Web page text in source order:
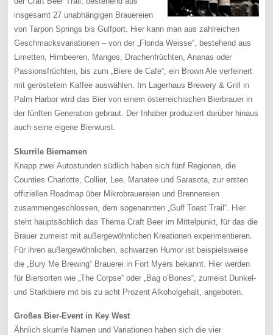
insgesamt 27 unabhängigen Brauereien
von Tarpon Springs bis Gulfport. Hier kann man aus zahlreichen
Geschmacksvariationen – von der „Florida Weisse“, bestehend aus
Limetten, Himbeeren, Mangos, Drachenfrüchten, Ananas oder
Passionsfrüchten, bis zum „Biere de Cafe“, ein Brown Ale verfeinert
mit geröstetem Kaffee auswählen. Im Lagerhaus Brewery & Grill in
Palm Harbor wird das Bier von einem österreichischen Bierbrauer in
der fünften Generation gebraut. Der Inhaber produziert darüber hinaus
auch seine eigene Bierwurst.
Skurrile Biernamen
Knapp zwei Autostunden südlich haben sich fünf Regionen, die
Counties Charlotte, Collier, Lee, Manatee und Sarasota, zur ersten
offiziellen Roadmap über Mikrobrauereien und Brennereien
zusammengeschlossen, dem sogenannten „Gulf Toast Trail“. Hier
steht hauptsächlich das Thema Craft Beer im Mittelpunkt, für das die
Brauer zumeist mit außergewöhnlichen Kreationen experimentieren.
Für ihren außergewöhnlichen, schwarzen Humor ist beispielsweise
die „Bury Me Brewing“ Brauerei in Fort Myers bekannt. Hier werden
für Biersorten wie „The Corpse“ oder „Bag o’Bones“, zumeist Dunkel-
und Starkbiere mit bis zu acht Prozent Alkoholgehalt, angeboten.
Großes Bier-Event in Key West
Ähnlich skurrile Namen und Variationen haben sich die vier